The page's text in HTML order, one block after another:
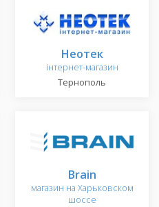
Неотек
інтернет-магазин
Тернополь
Brain
магазин на Харьковском
шоссе